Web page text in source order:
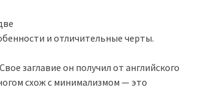
и отличительные черты.
заглавие он получил от английского
схож с минимализмом — это